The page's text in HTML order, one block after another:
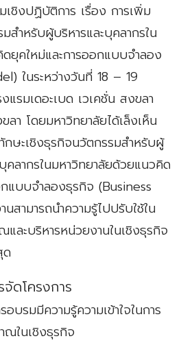
ชิงปฏิบัติการ เรื่อง การเพิ่ม
สำหรับผู้บริหารและบุคลากรใน
ยุคใหม่และการออกแบบจำลอง
ในระหว่างวันที่ 18 – 19
รมเดอะเบด เวเคชั่น สงขลา
า โดยมหาวิทยาลัยได้เล็งเห็น
ษะเชิงธุรกิจนวัตกรรมสำหรับผู้
คลากรในมหาวิทยาลัยด้วยแนวคิด
แบบจำลองธุรกิจ (Business
สามารถนำความรู้ไปปรับใช้ใน
และบริหารหน่วยงานในเชิงธุรกิจ
ด
ดโครงการ
อบรมมีความรู้ความเข้าใจในการ
ณในเชิงธุรกิจ